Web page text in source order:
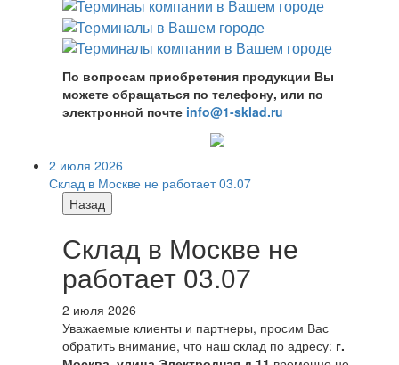
По вопросам приобретения продукции Вы
можете обращаться по телефону, или по
электронной почте info@1-sklad.ru
2 июля 2026
Склад в Москве не работает 03.07
Назад
Склад в Москве не
работает 03.07
2 июля 2026
Уважаемые клиенты и партнеры, просим Вас
обратить внимание, что наш склад по адресу: г.